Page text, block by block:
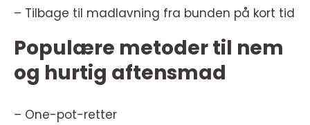
– Tilbage til madlavning fra bunden på kort tid
Populære metoder til nem
og hurtig aftensmad
– One-pot-retter